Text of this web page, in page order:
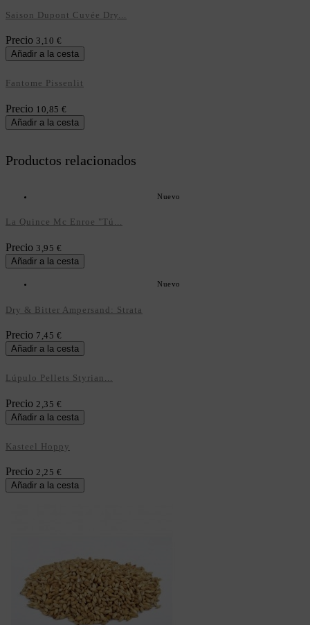
Saison Dupont Cuvée Dry...
Precio 3,10 €
Añadir a la cesta
Fantome Pissenlit
Precio 10,85 €
Añadir a la cesta
Productos relacionados
Nuevo
La Quince Mc Enroe "Tú...
Precio 3,95 €
Añadir a la cesta
Nuevo
Dry & Bitter Ampersand: Strata
Precio 7,45 €
Añadir a la cesta
Lúpulo Pellets Styrian...
Precio 2,35 €
Añadir a la cesta
Kasteel Hoppy
Precio 2,25 €
Añadir a la cesta